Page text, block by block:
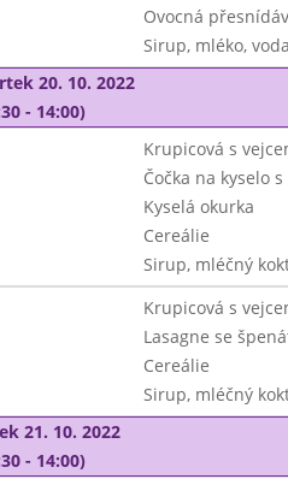
Ovocná
Sirup, mléko,
20. 10. 2022
- 14:00)
Krupicová s
Čočka na kyselo
Kyselá okurka
Cereálie
Sirup, mléčný
Krupicová s
Lasagne se
Cereálie
Sirup, mléčný
21. 10. 2022
- 14:00)